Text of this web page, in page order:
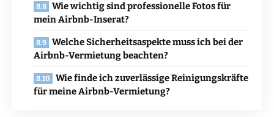
Wie wichtig sind professionelle Fotos für
mein Airbnb-Inserat?
Welche Sicherheitsaspekte muss ich bei der
Airbnb-Vermietung beachten?
Wie finde ich zuverlässige Reinigungskräfte
für meine Airbnb-Vermietung?